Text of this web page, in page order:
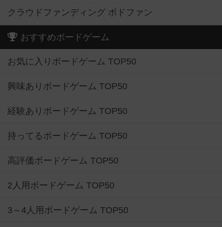
クラウドファンディング ボドファン
おすすめボードゲーム
お気に入りボードゲーム TOP50
興味ありボードゲーム TOP50
経験ありボードゲーム TOP50
持ってるボードゲーム TOP50
高評価ボードゲーム TOP50
2人用ボードゲーム TOP50
3～4人用ボードゲーム TOP50